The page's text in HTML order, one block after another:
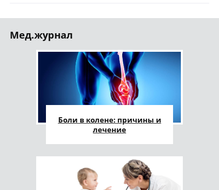
Мед.журнал
Боли в колене: причины и
лечение